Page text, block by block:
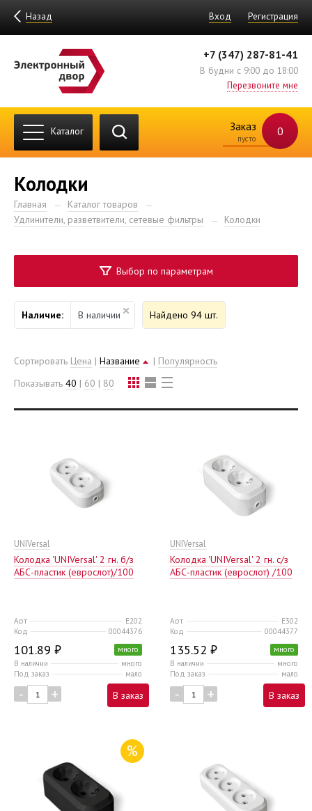
Назад Вход Регистрация
+7 (347) 287-81-41
В будни с 9:00 до 18:00
Перезвоните мне
Каталог Заказ 0
пусто
Колодки
Главная
Каталог товаров
Удлинители, разветвители, сетевые фильтры
Колодки
Выбор по параметрам
Наличие: В наличии Найдено 94 шт.
Сортировать Цена | Название | Популярность
Показывать 40 | 60 | 80
UNIVersal
Колодка 'UNIVersal' 2 гн. б/з
AБС-пластик (еврослот)/100
Арт
E202
Код
00044376
101.89 ₽
много
В наличии
много
Под заказ
мало
- + В заказ
UNIVersal
Колодка 'UNIVersal' 2 гн. с/з
AБС-пластик (еврослот) /100
Арт
E302
Код
00044377
135.52 ₽
много
В наличии
много
Под заказ
мало
- + В заказ
%